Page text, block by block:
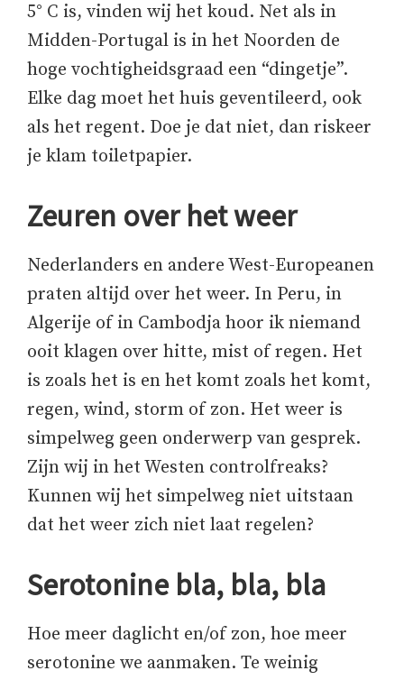
5° C is, vinden wij het koud. Net als in
Midden-Portugal is in het Noorden de
hoge vochtigheidsgraad een “dingetje”.
Elke dag moet het huis geventileerd, ook
als het regent. Doe je dat niet, dan riskeer
je klam toiletpapier.
Zeuren over het weer
Nederlanders en andere West-Europeanen
praten altijd over het weer. In Peru, in
Algerije of in Cambodja hoor ik niemand
ooit klagen over hitte, mist of regen. Het
is zoals het is en het komt zoals het komt,
regen, wind, storm of zon. Het weer is
simpelweg geen onderwerp van gesprek.
Zijn wij in het Westen controlfreaks?
Kunnen wij het simpelweg niet uitstaan
dat het weer zich niet laat regelen?
Serotonine bla, bla, bla
Hoe meer daglicht en/of zon, hoe meer
serotonine we aanmaken. Te weinig